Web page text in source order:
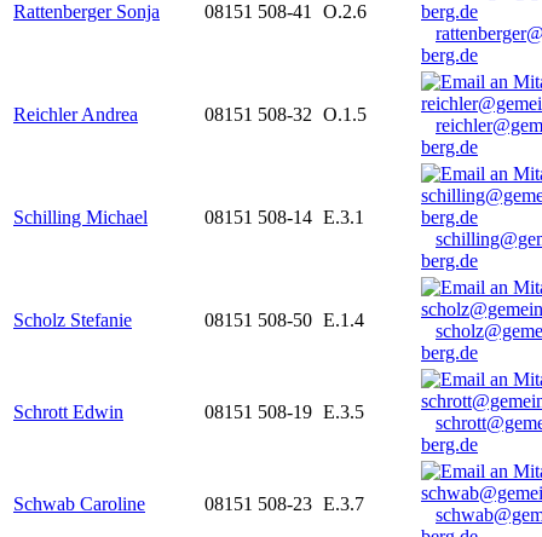
Rattenberger Sonja 08151 508-41
O.2.6
berg.de
Reichler Andrea 08151 508-32 O.1.5
berg.de
Schilling Michael 08151 508-14 E.3.1
berg.de
Scholz Stefanie 08151 508-50 E.1.4
berg.de
Schrott Edwin 08151 508-19 E.3.5
berg.de
Schwab Caroline 08151 508-23 E.3.7